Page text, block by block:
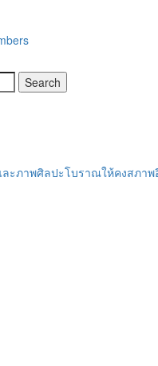
ะภาพศิลปะโบราณให้คงสภา